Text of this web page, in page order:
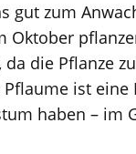
gut zum
Oktober
die Pflanze
ist
haben – im